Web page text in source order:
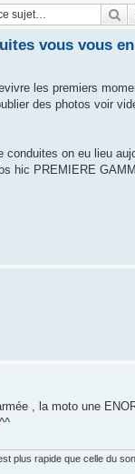
vous vous
les premiers
des photos voir
conduites on eu lieu
hic PREMIERE
, la moto une
plus rapide que celle du